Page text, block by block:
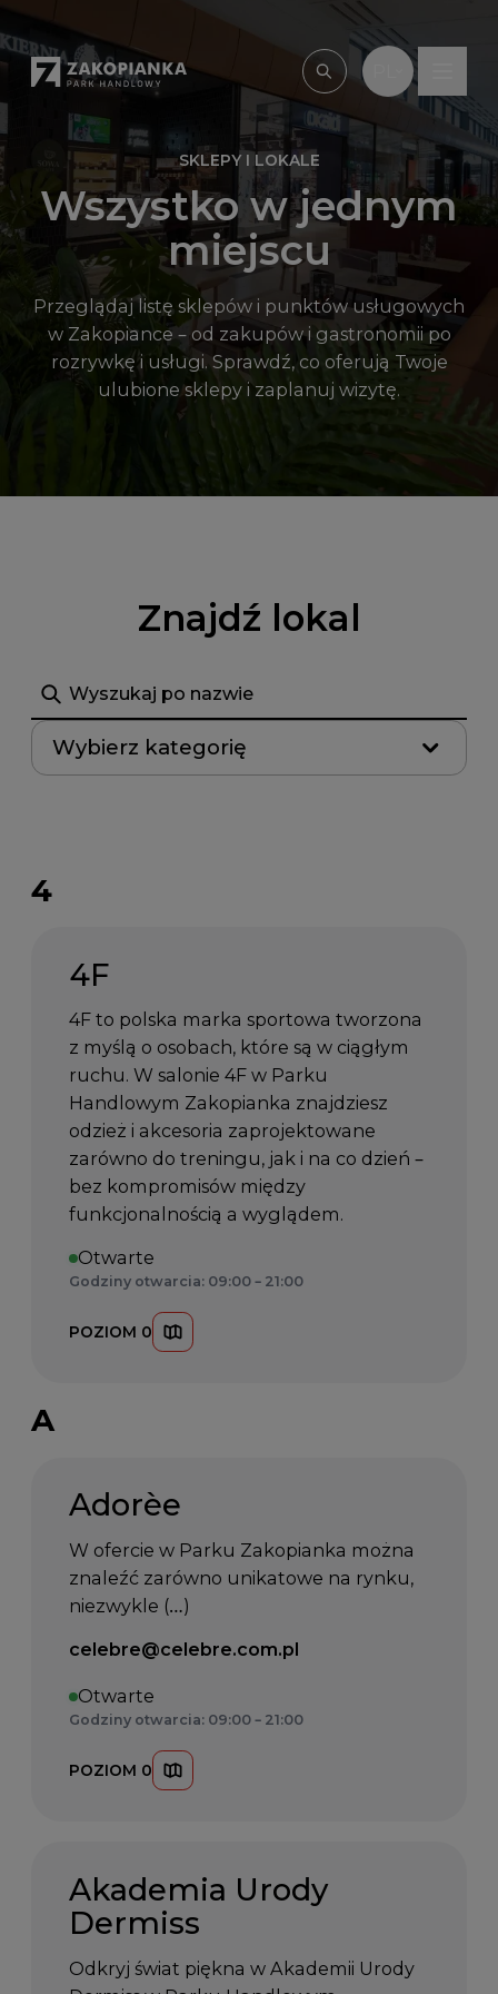
Przejdź do treści
Wpisz, czego
SKLEPY I LOKALE
Wszystko w jednym
miejscu
Przeglądaj listę sklepów i punktów usługowych
w Zakopiance – od zakupów i gastronomii po
rozrywkę i usługi. Sprawdź, co oferują Twoje
ulubione sklepy i zaplanuj wizytę.
Znajdź lokal
Szukaj
Wybierz kategorię
4
4F
4F to polska marka sportowa tworzona
z myślą o osobach, które są w ciągłym
ruchu. W salonie 4F w Parku
Handlowym Zakopianka znajdziesz
odzież i akcesoria zaprojektowane
zarówno do treningu, jak i na co dzień –
bez kompromisów między
funkcjonalnością a wyglądem.
Otwarte
Godziny otwarcia: 09:00 – 21:00
POZIOM 0
A
Adorèe
W ofercie w Parku Zakopianka można
znaleźć zarówno unikatowe na rynku,
niezwykle (…)
Email kontaktowy:
celebre@celebre.com.pl
Otwarte
Godziny otwarcia: 09:00 – 21:00
POZIOM 0
Akademia Urody
Dermiss
Odkryj świat piękna w Akademii Urody